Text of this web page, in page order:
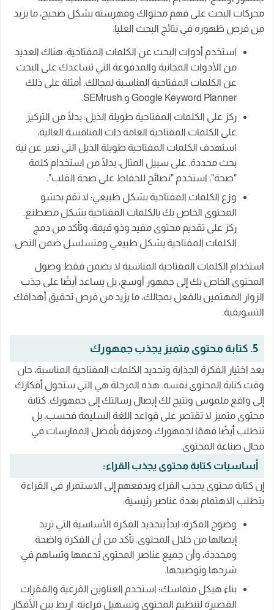
محركات البحث على فهم محتواك وفهرسته بشكل صحيح، ما يزيد
من فرص ظهوره في نتائج البحث العليا:
استخدم أدوات البحث عن الكلمات المفتاحية: هناك العديد
من الأدوات المجانية والمدفوعة التي تساعدك على البحث
عن الكلمات المفتاحية المناسبة لمجالك. أمثلة على ذلك
Google Keyword Planner و SEMrush.
ركز على الكلمات المفتاحية طويلة الذيل: بدلًا من التركيز
على الكلمات المفتاحية العامة ذات المنافسة العالية،
استهدف الكلمات المفتاحية طويلة الذيل التي تعبر عن نية
بحث محددة. على سبيل المثال، بدلًا من استخدام كلمة
"صحة"، استخدم "نصائح للحفاظ على صحة القلب".
وزع الكلمات المفتاحية بشكل طبيعي: لا تقم بحشو
المحتوى الخاص بك بالكلمات المفتاحية بشكل مصطنع.
ركز على تقديم محتوى مفيد وذو قيمة، وتأكد من دمج
الكلمات المفتاحية بشكل طبيعي ومتسلسل ضمن النص.
استخدام الكلمات المفتاحية المناسبة لا يضمن فقط وصول
المحتوى الخاص بك إلى جمهور أوسع، بل يساعد أيضًا على جذب
الزوار المهتمين بالفعل بمجالك، ما يزيد من فرص تحقيق أهدافك
التسويقية.
5. كتابة محتوى متميز يجذب جمهورك
بعد اختيار الفكرة الجذابة وتحديد الكلمات المفتاحية المناسبة، حان
وقت كتابة المحتوى نفسه. هذه المرحلة هي التي ستحول أفكارك
إلى واقع ملموس وتتيح لك إيصال رسالتك إلى جمهورك. كتابة
محتوى متميز لا تقتصر على قواعد اللغة السليمة فحسب، بل
تتطلب أيضًا فهمًا لجمهورك ومعرفة بأفضل الممارسات في
مجال صناعة المحتوى.
أساسيات كتابة محتوى يجذب القراء:
إن كتابة محتوى يجذب القراء ويدفعهم إلى الاستمرار في القراءة
يتطلب الاهتمام بعدة عناصر رئيسية:
وضوح الفكرة: ابدأ بتحديد الفكرة الأساسية التي تريد
إيصالها من خلال المحتوى. تأكد من أن الفكرة واضحة
ومحددة، وأن جميع عناصر المحتوى تدعمها وتساهم في
شرحها وتوضيحها.
بناء هيكل متماسك: استخدم العناوين الفرعية والفقرات
القصيرة لتنظيم المحتوى وتسهيل قراءته. اربط بين الأفكار